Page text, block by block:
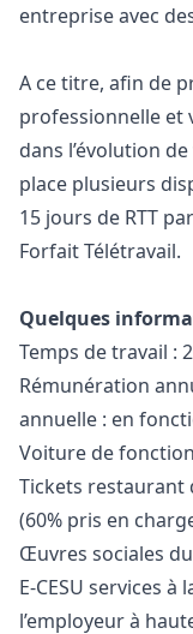
entreprise avec
A ce titre, afin de
professionnelle et
dans l’évolution
place plusieurs
15 jours de RTT
Forfait Télétravail.
Quelques
Temps de travail :
Rémunération
annuelle : en
Voiture de
Tickets restaurant
(60% pris en
Œuvres sociales du
E-CESU services
l’employeur à